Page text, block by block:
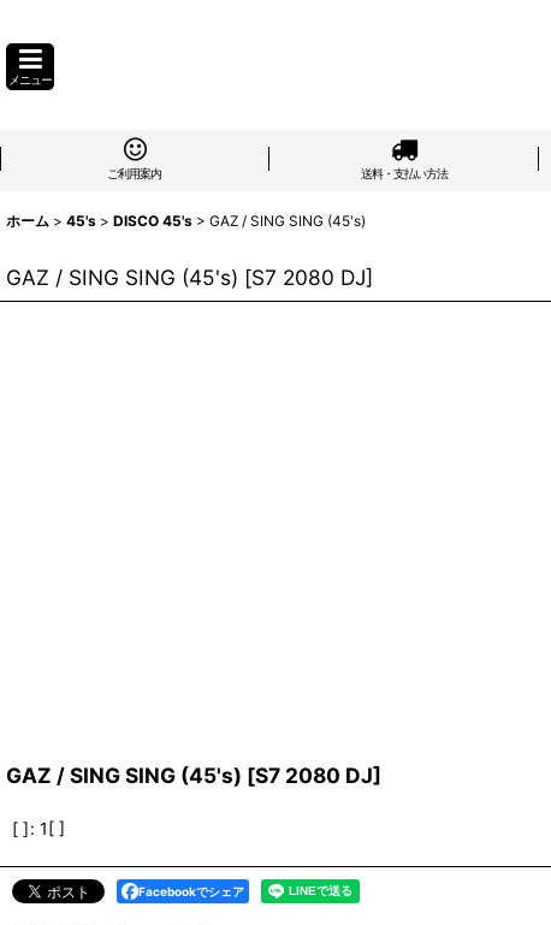
メニュー
ご利用案内 送料・支払い方法
ホーム > 45's > DISCO 45's > GAZ / SING SING (45's)
GAZ / SING SING (45's) [S7 2080 DJ]
GAZ / SING SING (45's) [S7 2080 DJ]
[ ]: 1[ ]
Facebookでシェア